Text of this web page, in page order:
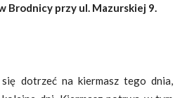
Brodnicy przy ul. Mazurskiej 9.
dotrzeć na kiermasz tego dnia,